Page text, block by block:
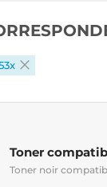
Toner
Toner noir